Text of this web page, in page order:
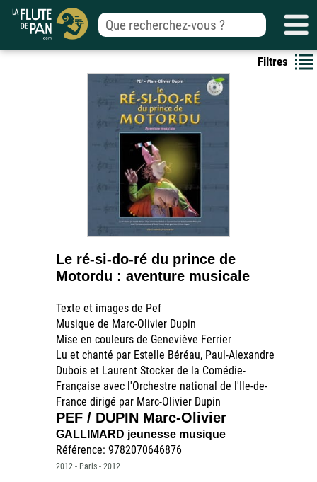
Filtres
Le ré-si-do-ré du prince de
Motordu : aventure musicale
Texte et images de Pef
Musique de Marc-Olivier Dupin
Mise en couleurs de Geneviève Ferrier
Lu et chanté par Estelle Béréau, Paul-Alexandre
Dubois et Laurent Stocker de la Comédie-
Française avec l'Orchestre national de l'Ile-de-
France dirigé par Marc-Olivier Dupin
PEF / DUPIN Marc-Olivier
GALLIMARD jeunesse musique
Référence: 9782070646876
2012 - Paris - 2012